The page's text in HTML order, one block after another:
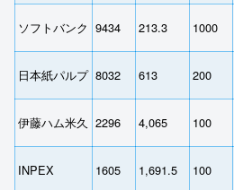
ソフトバンク 9434 213.3 1000
日本紙パルプ 8032 613 200
伊藤ハム米久 2296 4,065 100
INPEX 1605 1,691.5 100